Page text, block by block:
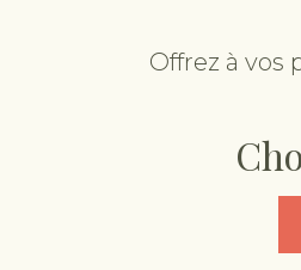
Offrez à vos